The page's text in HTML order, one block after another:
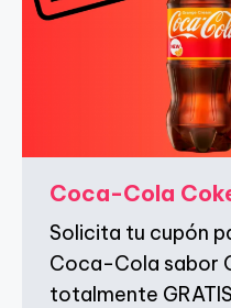
Solicita tu cupón
Coca-Cola sabor
totalmente